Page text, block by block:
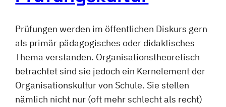
Prüfungen werden im öffentlichen Diskurs gern
als primär pädagogisches oder didaktisches
Thema verstanden. Organisationstheoretisch
betrachtet sind sie jedoch ein Kernelement der
Organisationskultur von Schule. Sie stellen
nämlich nicht nur (oft mehr schlecht als recht)